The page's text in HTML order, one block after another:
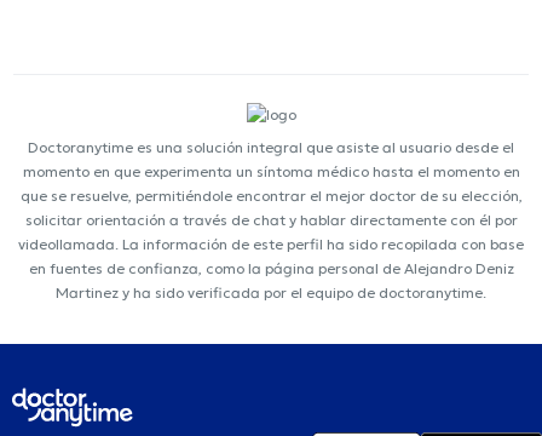
Doctoranytime es una solución integral que asiste al usuario desde el
momento en que experimenta un síntoma médico hasta el momento en
que se resuelve, permitiéndole encontrar el mejor doctor de su elección,
solicitar orientación a través de chat y hablar directamente con él por
videollamada. La información de este perfil ha sido recopilada con base
en fuentes de confianza, como la página personal de Alejandro Deniz
Martinez y ha sido verificada por el equipo de doctoranytime.